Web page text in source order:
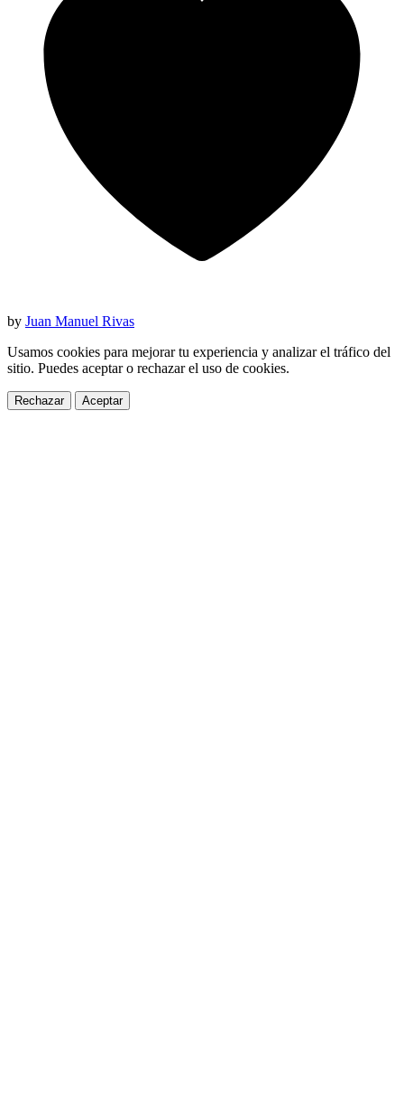
by Juan Manuel Rivas
Usamos cookies para mejorar tu experiencia y analizar el tráfico del
sitio. Puedes aceptar o rechazar el uso de cookies.
Rechazar Aceptar